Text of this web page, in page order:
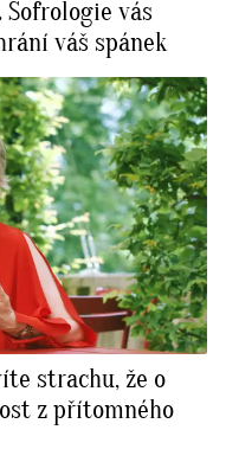
vás
váš spánek
strachu, že o
z přítomného